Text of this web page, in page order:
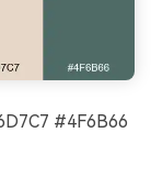
#4F6B66